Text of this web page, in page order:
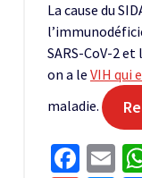
La cause du
SARS-CoV-2
on a le VIH qui
maladie.